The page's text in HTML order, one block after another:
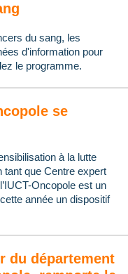
du sang, les
d'information pour
le programme.
se
à la lutte
que Centre expert
Oncopole est un
année un dispositif
du département